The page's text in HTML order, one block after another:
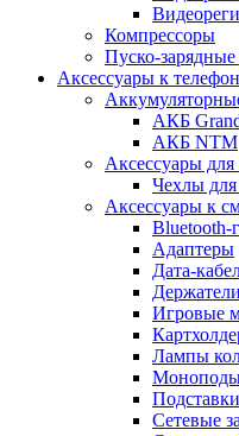
Компрессоры
Пуско-зарядные
Аксессуары к
АКБ
АКБ NTM
Аксессуары
Чехлы
Аксессуары к
Bluetooth-
Адаптеры
Дата-
Игровые
Лампы
Подставки
Сетевые